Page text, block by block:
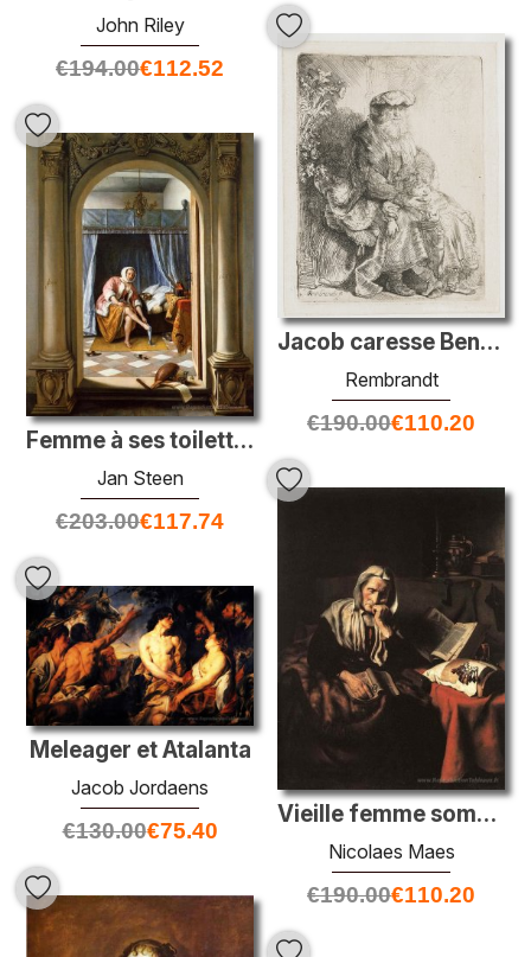
John Riley
€194.00€112.52
Jacob caresse Benjamin
Rembrandt
€190.00€110.20
Femme à ses toilettes
Jan Steen
€203.00€117.74
Vieille femme somnolant
Nicolaes Maes
€190.00€110.20
Meleager et Atalanta
Jacob Jordaens
€130.00€75.40